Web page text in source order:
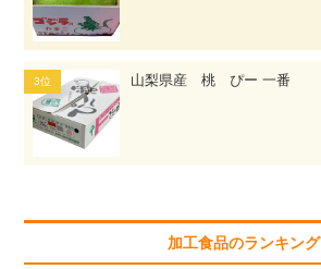
山梨県産 桃 ぴー 一番
加工食品のランキング